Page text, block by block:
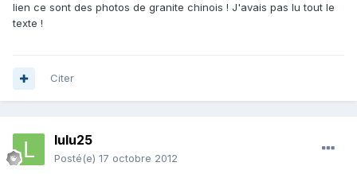
lien ce sont des photos de granite chinois ! J'avais pas lu tout le
texte !
Citer
lulu25
Posté(e) 17 octobre 2012